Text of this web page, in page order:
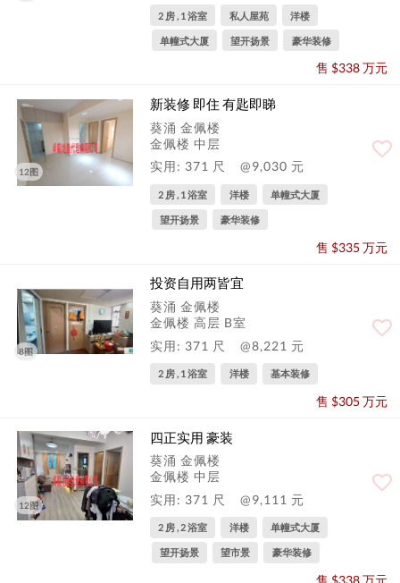
2 房 , 1 浴室 私人屋苑 洋楼
单幢式大厦 望开扬景 豪华装修
售 $338 万元
12图
新装修 即住 有匙即睇
葵涌 金佩楼
金佩楼 中层
实用: 371 尺
@9,030 元
2 房 , 1 浴室 洋楼 单幢式大厦
望开扬景 豪华装修
售 $335 万元
8图
投资自用两皆宜
葵涌 金佩楼
金佩楼 高层 B室
实用: 371 尺
@8,221 元
2 房 , 1 浴室 洋楼 基本装修
售 $305 万元
12图
四正实用 豪装
葵涌 金佩楼
金佩楼 中层
实用: 371 尺
@9,111 元
2 房 , 2 浴室 洋楼 单幢式大厦
望开扬景 望市景 豪华装修
售 $338 万元